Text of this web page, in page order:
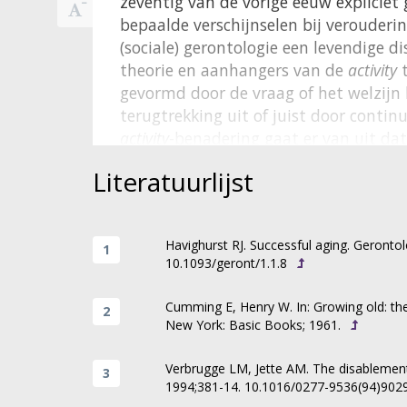
bepaalde verschijnselen bij
(sociale) gerontologie een levendige
theorie en aanhangers van de activity
gevormd door de vraag of het
terugtrekking uit of juist door
-benadering gaat er van uit
gecontinueerd. De
Een ander perspectief op
zoals dat in de jaren
Jette is beschreven. 3 Hierbij worden
disablementverloopt: van
disablementis niet voor iedere
pathway(van pathologie naar
Literatuurlijst
Havighurst RJ. Successful aging.
10.1093/geront/1.1.8
Cumming E, Henry W. In: Growing old:
New York: Basic Books; 1961.
Verbrugge LM, Jette AM. The
1994;381-14. 10.1016/0277-